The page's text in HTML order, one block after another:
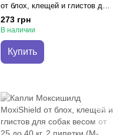
от блох, клещей и глистов для
собак весом от 4 до 10 кг, 2
пипетки (M-817)
273 грн
В наличии
Купить